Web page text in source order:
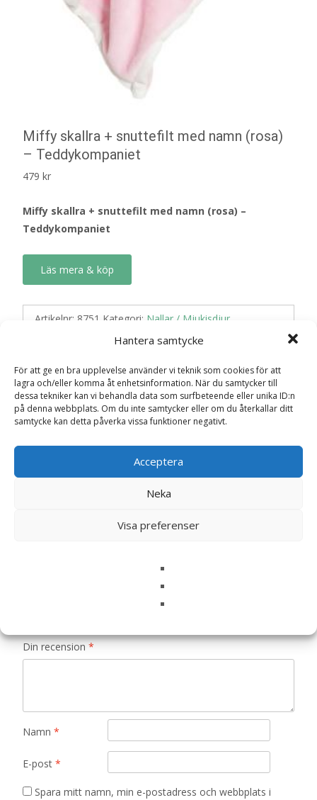
Hantera samtycke
För att ge en bra upplevelse använder vi teknik som cookies för att
lagra och/eller komma åt enhetsinformation. När du samtycker till
dessa tekniker kan vi behandla data som surfbeteende eller unika ID:n
på denna webbplats. Om du inte samtycker eller om du återkallar ditt
samtycke kan detta påverka vissa funktioner negativt.
Acceptera
Neka
Visa preferenser
Miffy skallra + snuttefilt med namn (rosa)
– Teddykompaniet
479 kr
Miffy skallra + snuttefilt med namn (rosa) –
Teddykompaniet
Läs mera & köp
Artikelnr: 8751 Kategori: Nallar / Mjukisdjur
Recensioner (0)
Recensioner
Det finns inga recensioner än.
Bli först med att recensera ”Miffy skallra +
Teddykompaniet”
Din recension *
Namn *
E-post *
Spara mitt namn, min e-postadress och webbplats i